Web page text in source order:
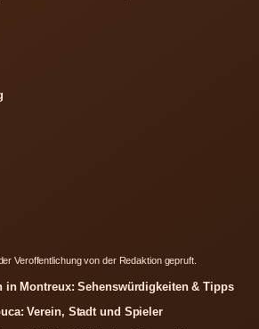
Veroffentlichung von der Redaktion gepruft.
in Montreux: Sehenswürdigkeiten & Tipps
Verein, Stadt und Spieler